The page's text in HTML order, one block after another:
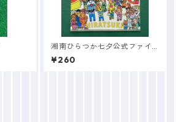
湘南ひらつか七夕公式ファイ
ル
¥260